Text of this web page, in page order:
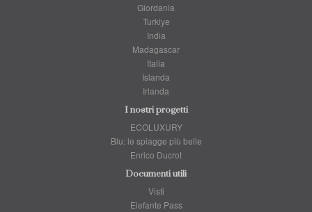
Giordania
Turkiye
India
Madagascar
Italia
Islanda
Irlanda
I nostri progetti
ECOLUXURY
Blu: le spiagge più belle
Enrico Ducrot
Documenti utili
Visti
Elefante Pass